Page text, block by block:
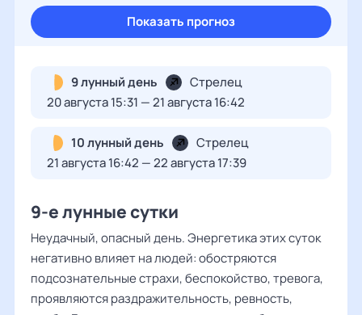
Показать прогноз
9 лунный день
Стрелец
20 августа 15:31 — 21 августа 16:42
10 лунный день
Стрелец
21 августа 16:42 — 22 августа 17:39
9-е лунные сутки
Неудачный, опасный день. Энергетика этих суток
негативно влияет на людей: обостряются
подсознательные страхи, беспокойство, тревога,
проявляются раздражительность, ревность,